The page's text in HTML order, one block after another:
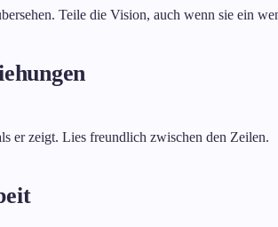
Teile die Vision, auch wenn sie ein
er zeigt. Lies freundlich zwischen den Zeilen.